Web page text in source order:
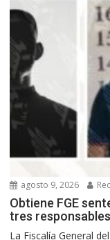
agosto 9, 2026
Obtiene FGE
tres
La Fiscalía General